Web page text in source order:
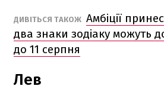
ДИВІТЬСЯ ТАКОЖ Амбіції
два знаки зодіаку можуть
до 11 серпня
Лев